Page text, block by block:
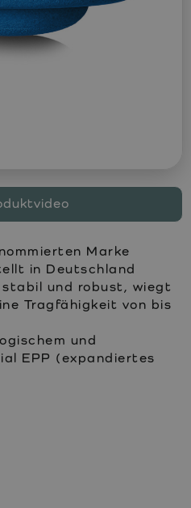
Marke
in Deutschland
und robust, wiegt
Tragfähigkeit von bis
und
EPP (expandiertes